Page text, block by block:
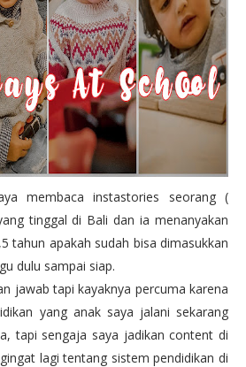
membaca instastories seorang (
tinggal di Bali dan ia menanyakan
tahun apakah sudah bisa dimasukkan
dulu sampai siap.
jawab tapi kayaknya percuma karena
yang anak saya jalani sekarang
tapi sengaja saya jadikan content di
lagi tentang sistem pendidikan di